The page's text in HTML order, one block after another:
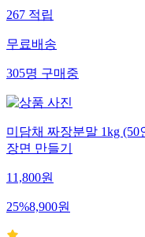
267적립
무료배송
305명구매중
미담채 짜장분말 1kg
장면 만들기
11,800원
25%8,900원